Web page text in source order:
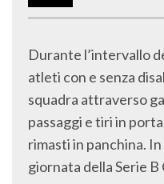
Durante l’intervallo
atleti con e senza
squadra attraverso
passaggi e tiri in
rimasti in panchina.
giornata della Serie